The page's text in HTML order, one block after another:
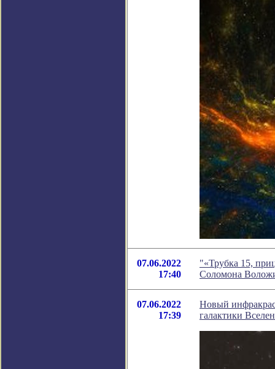
07.06.2022
17:40
"«Трубка 15,
Соломона
07.06.2022
17:39
Новый
галактики